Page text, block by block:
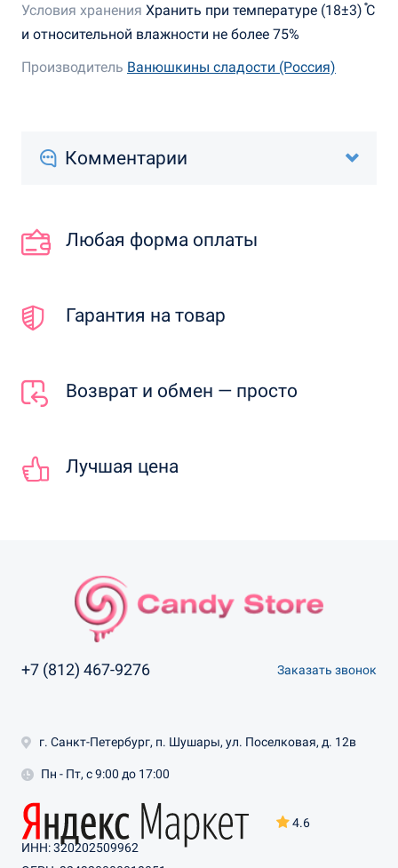
Условия хранения Хранить при температуре (18±3) ֯С
и относительной влажности не более 75%
Производитель Ванюшкины сладости (Россия)
Комментарии
Любая форма оплаты
Гарантия на товар
Возврат и обмен — просто
Лучшая цена
+7 (812) 467-9276 Заказать звонок
4.6
г. Санкт-Петербург, п. Шушары, ул. Поселковая, д. 12в
Пн - Пт, с 9:00 до 17:00
ИНН: 320202509962